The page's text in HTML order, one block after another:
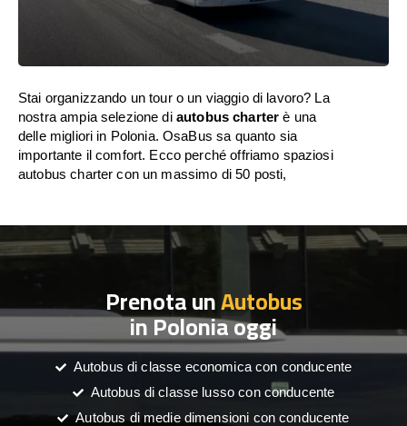
Stai organizzando un tour o un viaggio di lavoro? La
nostra ampia selezione di autobus charter è una
delle migliori in Polonia. OsaBus sa quanto sia
importante il comfort. Ecco perché offriamo spaziosi
autobus charter con un massimo di 50 posti,
Prenota unAutobus
in Polonia oggi
Autobus di classe economica con conducente
Autobus di classe lusso con conducente
Autobus di medie dimensioni con conducente